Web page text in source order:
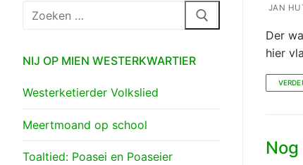
JAN
Der
hier
Zoeken
NIJ OP MIEN WESTERKWARTIER
Westerketierder Volkslied
Meertmoand op school
Toaltied: Poasei en Poaseier